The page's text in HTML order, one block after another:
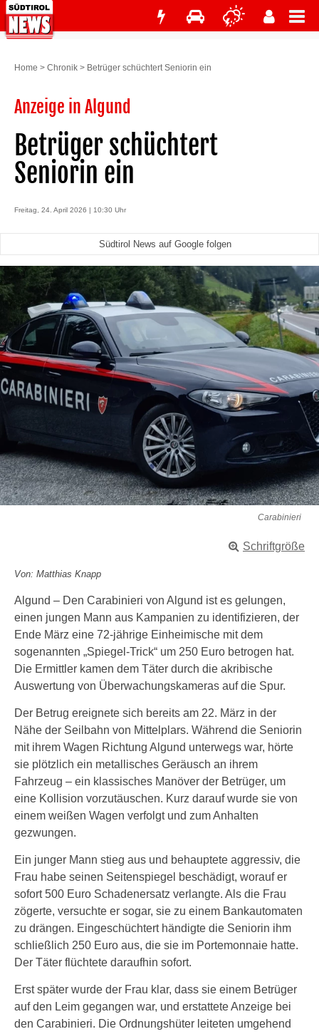
Home > Chronik > Betrüger schüchtert Seniorin ein
Anzeige in Algund
Betrüger schüchtert
Seniorin ein
Freitag, 24. April 2026 | 10:30 Uhr
Südtirol News auf Google folgen
Carabinieri
Schriftgröße
Von: Matthias Knapp
Algund – Den Carabinieri von Algund ist es gelungen,
einen jungen Mann aus Kampanien zu identifizieren, der
Ende März eine 72-jährige Einheimische mit dem
sogenannten „Spiegel-Trick“ um 250 Euro betrogen hat.
Die Ermittler kamen dem Täter durch die akribische
Auswertung von Überwachungskameras auf die Spur.
Der Betrug ereignete sich bereits am 22. März in der
Nähe der Seilbahn von Mittelplars. Während die Seniorin
mit ihrem Wagen Richtung Algund unterwegs war, hörte
sie plötzlich ein metallisches Geräusch an ihrem
Fahrzeug – ein klassisches Manöver der Betrüger, um
eine Kollision vorzutäuschen. Kurz darauf wurde sie von
einem weißen Wagen verfolgt und zum Anhalten
gezwungen.
Ein junger Mann stieg aus und behauptete aggressiv, die
Frau habe seinen Seitenspiegel beschädigt, worauf er
sofort 500 Euro Schadenersatz verlangte. Als die Frau
zögerte, versuchte er sogar, sie zu einem Bankautomaten
zu drängen. Eingeschüchtert händigte die Seniorin ihm
schließlich 250 Euro aus, die sie im Portemonnaie hatte.
Der Täter flüchtete daraufhin sofort.
Erst später wurde der Frau klar, dass sie einem Betrüger
auf den Leim gegangen war, und erstattete Anzeige bei
den Carabinieri. Die Ordnungshüter leiteten umgehend